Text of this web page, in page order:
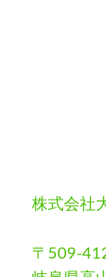
株式会社
〒509-